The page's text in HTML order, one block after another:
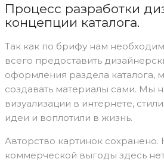
Процесс разработки
концепции каталога.
Так как по брифу нам
всего предоставить
оформления раздела каталога,
создавать материалы сами. Мы
визуализации в интернете,
идеи и воплотили в жизнь.
Авторство картинок сохранено.
коммерческой выгоды здесь